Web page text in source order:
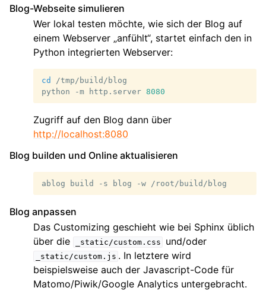
Blog-Webseite simulieren
Wer lokal testen möchte, wie sich der Blog auf
einem Webserver „anfühlt“, startet einfach den in
Python integrierten Webserver:
cd
/tmp/build/blog
python
-m http.server 8080
Zugriff auf den Blog dann über
http://localhost:8080
Blog builden und Online aktualisieren
ablog build -s blog -w
Blog anpassen
Das Customizing geschieht wie bei Sphinx üblich
über die
_static/custom.css und/oder
_static/custom.js . In letztere wird
beispielsweise auch der Javascript-Code für
Matomo/Piwik/Google Analytics untergebracht.